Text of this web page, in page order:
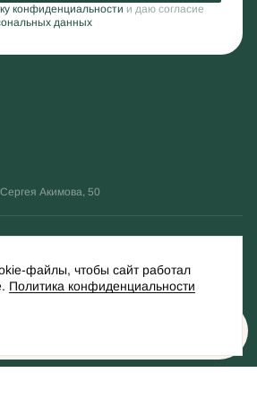
конфиденциальности и даю согласие
данных
Акимова, 50
файлы, чтобы сайт работал
Политика конфиденциальности